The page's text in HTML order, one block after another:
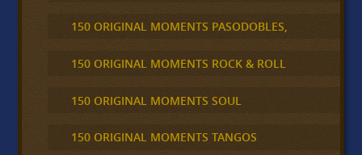
150 ORIGINAL MOMENTS PASODOBLES,
150 ORIGINAL MOMENTS ROCK & ROLL
150 ORIGINAL MOMENTS SOUL
150 ORIGINAL MOMENTS TANGOS